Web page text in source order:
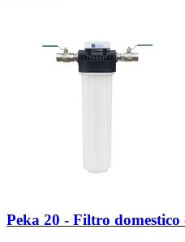
Peka 20 - Filtro